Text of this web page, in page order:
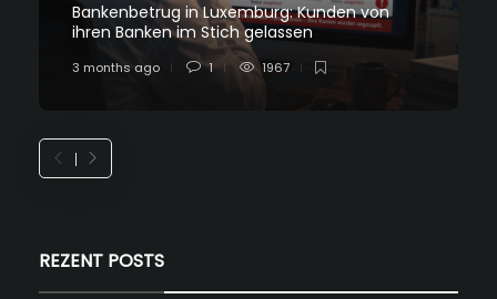
Bankenbetrug in Luxemburg: Kunden von
ihren Banken im Stich gelassen
3 months ago 1 1967
REZENT POSTS